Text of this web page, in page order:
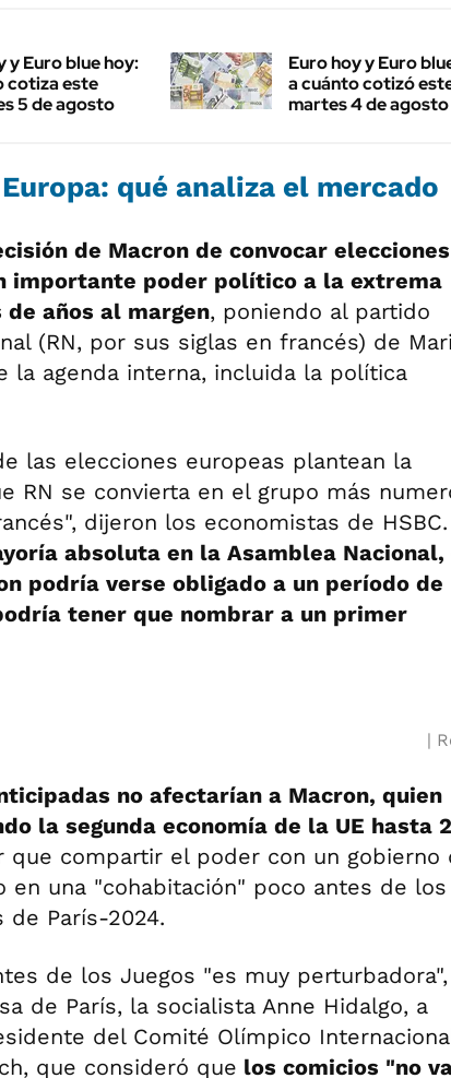
y Euro blue hoy:
cotiza este
5 de agosto
Euro hoy y Euro
a cuánto cotizó
martes 4 de agosto
qué analiza el mercado
de Macron de convocar elecciones
importante poder político a la extrema
años al margen, poniendo al partido
(RN, por sus siglas en francés) de
la agenda interna, incluida la política
las elecciones europeas plantean la
RN se convierta en el grupo más
dijeron los economistas de HSBC.
absoluta en la Asamblea Nacional,
podría verse obligado a un período de
tener que nombrar a un primer
no afectarían a Macron, quien
la segunda economía de la UE hasta
que compartir el poder con un gobierno
en una "cohabitación" poco antes de los
de París-2024.
de los Juegos "es muy perturbadora",
de París, la socialista Anne Hidalgo, a
del Comité Olímpico
que consideró que los comicios "no